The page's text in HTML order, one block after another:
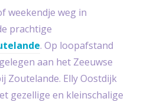
weekendje weg in
prachtige
. Op loopafstand
aan het Zeeuwse
Zoutelande. Elly Oostdijk
gezellige en kleinschalige